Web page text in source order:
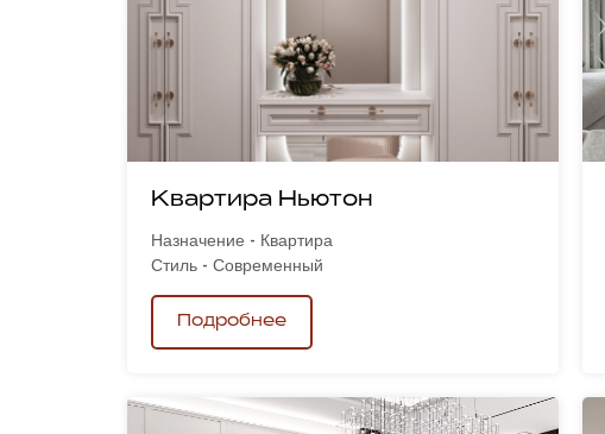
Квартира Ньютон
Назначение - Квартира
Стиль - Современный
Подробнее